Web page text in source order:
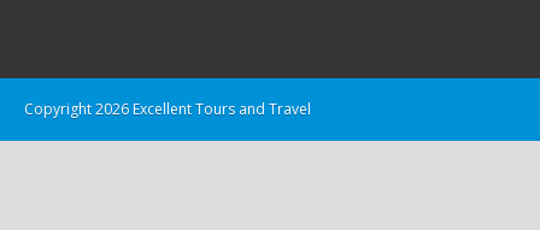
Copyright 2026 Excellent Tours and Travel